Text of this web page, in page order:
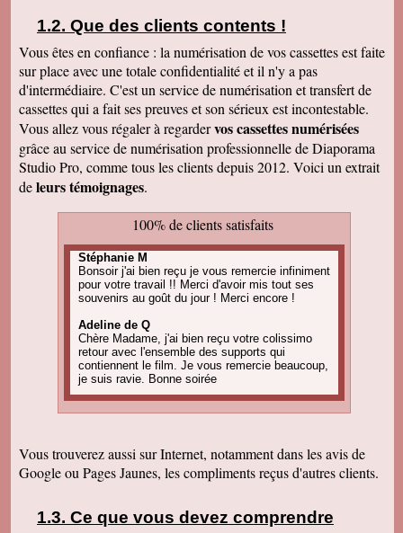
Que des clients contents !
Vous êtes en confiance : la numérisation de vos cassettes est faite
sur place avec une totale confidentialité et il n'y a pas
d'intermédiaire. C'est un service de numérisation et transfert de
cassettes qui a fait ses preuves et son sérieux est incontestable.
Vous allez vous régaler à regardervos cassettes numérisées
grâce au service de numérisation professionnelle de Diaporama
Studio Pro, comme tous les clients depuis 2012. Voici un extrait
deleurs témoignages.
100% de clients satisfaits
Stéphanie M
Bonsoir j'ai bien reçu je vous remercie infiniment
pour votre travail !! Merci d'avoir mis tout ses
souvenirs au goût du jour ! Merci encore !
Adeline de Q
Chère Madame, j'ai bien reçu votre colissimo
retour avec l'ensemble des supports qui
contiennent le film. Je vous remercie beaucoup,
je suis ravie. Bonne soirée
projets de commande, alors, sûrement à bientôt
! Cordialement
d'image est parfaite. Merci beaucoup
Vous trouverez aussi sur Internet, notamment dans les avis de
Google ou Pages Jaunes, les compliments reçus d'autres clients.
Ce que vous devez comprendre